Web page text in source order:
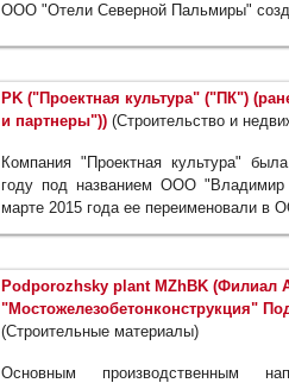
ООО "Отели Северной Пальмиры"
PK ("Проектная культура" ("ПК")
и партнеры")) (Строительство и
Компания "Проектная культура"
году под названием ООО "Владимир
марте 2015 года ее переименовали в
Podporozhsky plant MZhBK (Филиал
"Мостожелезобетонконструкция"
(Строительные материалы)
Основным производственным